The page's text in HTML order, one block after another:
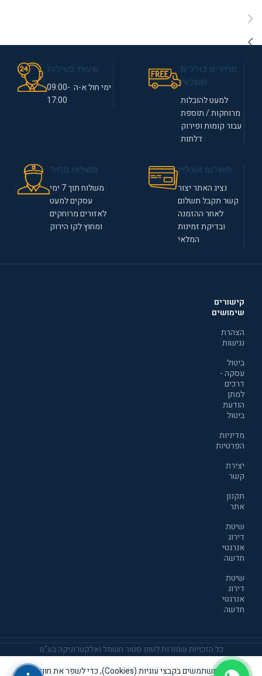
למעט להובלות
מרוחקות / תוספת
עבור קומות ופירוק
דלתות
ימי חול א-ה 09:00-
17:00
נציג האתר יצור
קשר תקבל תשלום
לאחר ההזמנה
ובדיקת זמינות
המלאי
משלוח תוך 7 ימי
עסקים למעט
לאזורים מרוחקים
ומחוץ לקו הירוק
קישורים
שימושים
הצהרת
נגישות
ביטול
עסקה -
דרכים
למתן
הודעת
ביטול
מדיניות
הפרטיות
יצירת
קשר
תקנון
אתר
שיטת
דירוג
אנרגטי
חדשה
שיטת
דירוג
אנרגטי
חדשה
כל הזכויות שמורות לטופ סטור חשמל ואלקטרוניקה בע"מ
אנו משתמשים בקבצי עוגיות (Cookies), כדי לשפר את חוויית